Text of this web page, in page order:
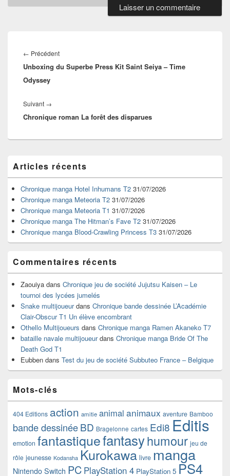
de
l’article
← PrécédentArticle
précédent :
Unboxing du Superbe Press Kit Saint Seiya – Time
Odyssey
Suivant →
suivant :
Chronique roman La forêt des disparues
principale
de
widget
pour
barre
latérale
Articles récents
Chronique manga Hotel Inhumans T2 31/07/2026
Chronique manga Meteoria T2 31/07/2026
Chronique manga Meteoria T1 31/07/2026
Chronique manga The Hitman’s Fave T2 31/07/2026
Chronique manga Blood-Crawling Princess T3 31/07/2026
Commentaires récents
Zaouiya dans Chronique jeu de société Jujutsu Kaisen – Le
tournoi des lycées jumelés
Snake multijoueurdans Chronique bande dessinée L’Académie
Clair-Obscur T1 Un élève encombrant
Othello Multijoueurs dans Chronique manga Ramen Akaneko T7
bataille navale multijoueurdans Chronique manga Bride Of The
Death God T1
Eubben dans Test du jeu de société Subbuteo France – Belgique
Mots-clés
404 Editions action amitie animal animaux aventure Bamboo
bande dessinéeBD Bragelonne cartes Edi8 Editis
emotion fantastiquefantasyhumour jeu de
rôle jeunesse Kodansha Kurokawa livre manga
Nintendo Switch PC PlayStation 4 PlayStation 5 PS4